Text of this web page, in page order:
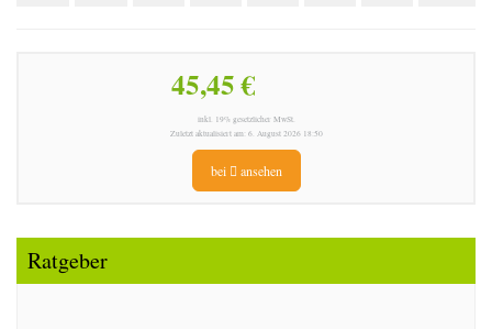
45,45 €
inkl. 19% gesetzlicher MwSt.
Zuletzt aktualisiert am: 6. August 2026 18:50
bei ansehen
Ratgeber